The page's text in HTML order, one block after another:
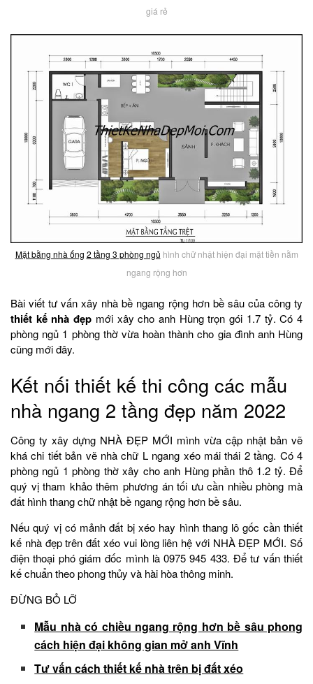
giá rẻ
Mặt bằng nhà ống 2 tầng 3 phòng ngủ hình chữ nhật hiện đại mặt tiền nằm
ngang rộng hơn
Bài viết tư vấn xây nhà bề ngang rộng hơn bề sâu của công ty
thiết kế nhà đẹp mới xây cho anh Hùng trọn gói 1.7 tỷ. Có 4
phòng ngủ 1 phòng thờ vừa hoàn thành cho gia đình anh Hùng
cũng mới đây.
Kết nối thiết kế thi công các mẫu
nhà ngang 2 tầng đẹp năm 2022
Công ty xây dựng NHÀ ĐẸP MỚI mình vừa cập nhật bản vẽ
khá chi tiết bản vẽ nhà chữ L ngang xéo mái thái 2 tầng. Có 4
phòng ngủ 1 phòng thờ xây cho anh Hùng phần thô 1.2 tỷ. Để
quý vị tham khảo thêm phương án tối ưu cần nhiều phòng mà
đất hình thang chữ nhật bề ngang rộng hơn bề sâu.
Nếu quý vị có mảnh đất bị xéo hay hình thang lô gốc cần thiết
kế nhà đẹp trên đất xéo vui lòng liên hệ với NHÀ ĐẸP MỚI. Số
điện thoại phó giám đốc mình là 0975 945 433. Để tư vấn thiết
kế chuẩn theo phong thủy và hài hòa thông minh.
ĐỪNG BỎ LỠ
Mẫu nhà có chiều ngang rộng hơn bề sâu phong
cách hiện đại không gian mở anh Vĩnh
Tư vấn cách thiết kế nhà trên bị đất xéo